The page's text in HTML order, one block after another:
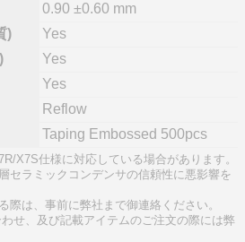
0.90 ±0.60 mm
)
Yes
Yes
Yes
Reflow
Taping Embossed 500pcs
X7S仕様に対応している場合があります。
セラミックコンデンサの信頼性に悪影響を
際は、事前に弊社まで御連絡ください。
せ、及び記載アイテムのご注文の際には弊